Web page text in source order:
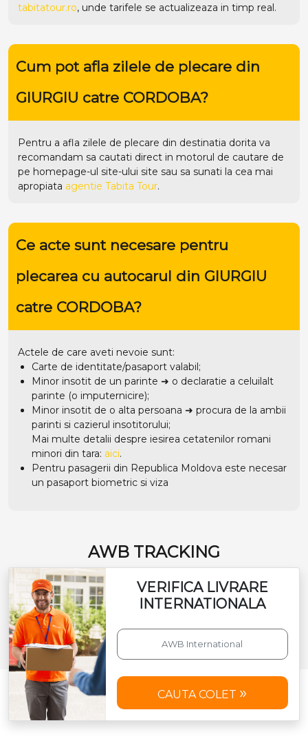
tabitatour.ro, unde tarifele se actualizeaza in timp real.
Cum pot afla zilele de plecare din
GIURGIU catre CORDOBA?
Pentru a afla zilele de plecare din destinatia dorita va
recomandam sa cautati direct in motorul de cautare de
pe homepage-ul site-ului site sau sa sunati la cea mai
apropiata agentie Tabita Tour.
Ce acte sunt necesare pentru
plecarea cu autocarul din GIURGIU
catre CORDOBA?
Actele de care aveti nevoie sunt:
Carte de identitate/pasaport valabil;
Minor insotit de un parinte ➜ o declaratie a celuilalt
parinte (o imputernicire);
Minor insotit de o alta persoana ➜ procura de la ambii
parinti si cazierul insotitorului;
Mai multe detalii despre iesirea cetatenilor romani
minori din tara: aici.
Pentru pasagerii din Republica Moldova este necesar
un pasaport biometric si viza
AWB TRACKING
VERIFICA LIVRARE
INTERNATIONALA
CAUTA COLET